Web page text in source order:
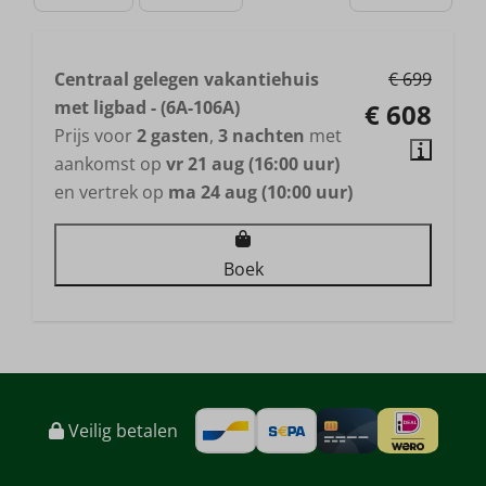
€ 699
€ 608
Centraal gelegen vakantiehuis
met ligbad - (6A-106A)
Prijs voor2 gasten, 3 nachten met
aankomst op vr 21 aug (16:00 uur)
en vertrek op ma 24 aug (10:00 uur)
Boek
Veilig betalen